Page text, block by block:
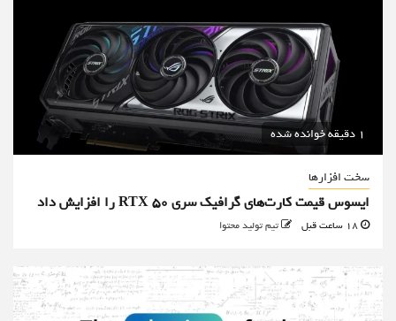
1 دقیقه خوانده شده
سخت افزارها
ایسوس قیمت کارت‌های گرافیک سری RTX 50 را افزایش داد
تیم تولید محتوا